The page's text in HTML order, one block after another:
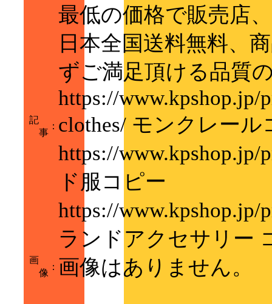
記
事
：
最低の価格で販売店
日本全国送料無料、
ずご満足頂ける品質
https://www.kpshop.jp/
clothes/ モンクレール
https://www.kpshop.jp/
ド服コピー
https://www.kpshop.jp/
ランドアクセサリー
画
像
： 画像はありません。